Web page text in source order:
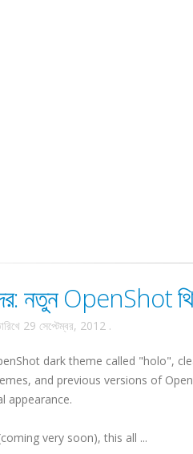
নতুন OpenShot
29 সেপ্টেম্বর, 2012 .
dark theme called "holo",
and previous versions of
appearance.
very soon), this all ...